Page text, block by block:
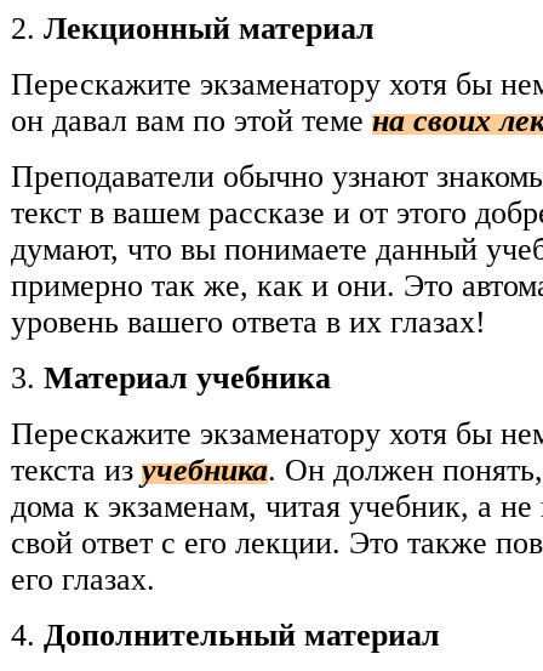
2. Лекционный материал
Перескажите экзаменатору хотя бы
он давал вам по этой теме на своих
Преподаватели обычно узнают
текст в вашем рассказе и от этого
думают, что вы понимаете данный
примерно так же, как и они. Это
уровень вашего ответа в их глазах!
3. Материал учебника
Перескажите экзаменатору хотя бы
текста из учебника. Он должен
дома к экзаменам, читая учебник, а
свой ответ с его лекции. Это также
его глазах.
4. Дополнительный материал